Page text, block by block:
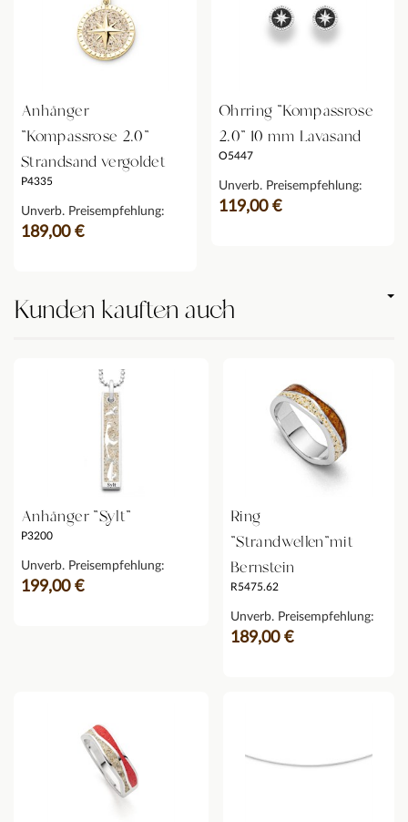
Anhänger
"Kompassrose 2.0"
Strandsand vergoldet
P4335
Unverb. Preisempfehlung:
189,00 €
Ohrring "Kompassrose
2.0" 10 mm Lavasand
O5447
Unverb. Preisempfehlung:
119,00 €
Kunden kauften auch
Anhänger "Sylt"
P3200
Unverb. Preisempfehlung:
199,00 €
Ring
"Strandwellen"mit
Bernstein
R5475.62
Unverb. Preisempfehlung:
189,00 €